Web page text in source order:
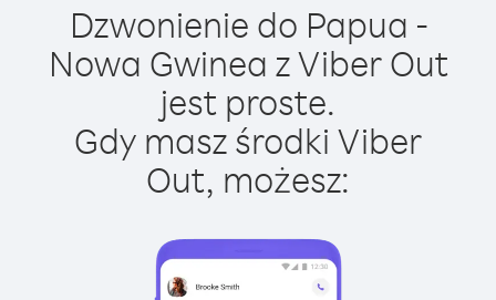
Dzwonienie do Papua -
Nowa Gwinea z Viber Out
jest proste.
Gdy masz środki Viber
Out, możesz: